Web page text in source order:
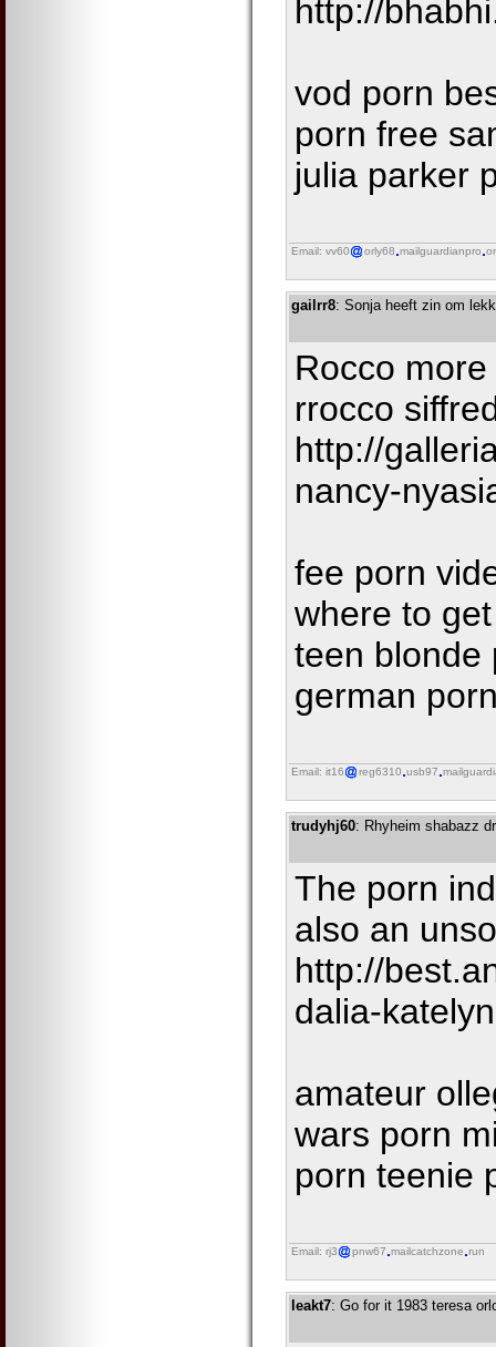
http://
vod porn
porn free
julia parker
Email: vv60 orly68 mailguardianpro
gailrr8: Sonja heeft zin om
Rocco
rrocco
http://
nancy-
fee porn
where to
teen blonde
german
Email: it16 reg6310 usb97
trudyhj60: Rhyheim shabazz
The porn
also an
http://
dalia-katelyn
amateur
wars porn
porn teenie
Email: rj3 pnw67 mailcatchzone run
leakt7: Go for it 1983 teresa